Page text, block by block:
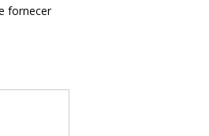
fornecer